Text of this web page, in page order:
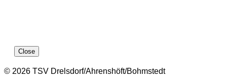
Close
© 2026 TSV Drelsdorf/Ahrenshöft/Bohmstedt